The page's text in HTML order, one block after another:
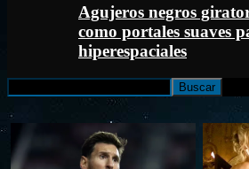
Agujeros negros
como portales suaves
hiperespaciales